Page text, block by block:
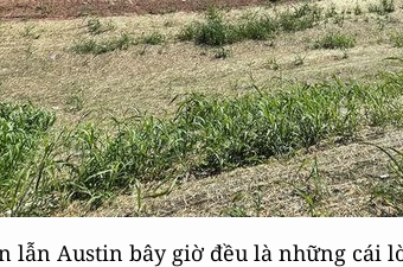
lẫn Austin bây giờ đều là những cái